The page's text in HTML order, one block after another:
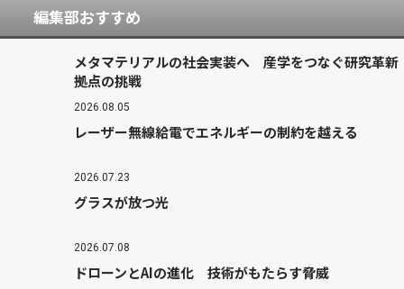
編集部おすすめ
メタマテリアルの社会実装へ 産学をつなぐ研究革新
拠点の挑戦
2026.08.05
レーザー無線給電でエネルギーの制約を越える
2026.07.23
グラスが放つ光
2026.07.08
ドローンとAIの進化 技術がもたらす脅威